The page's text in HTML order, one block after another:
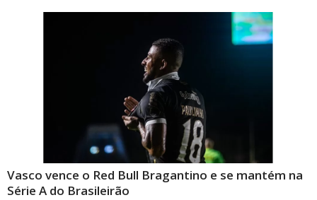
Vasco vence o Red Bull Bragantino e se mantém na
Série A do Brasileirão